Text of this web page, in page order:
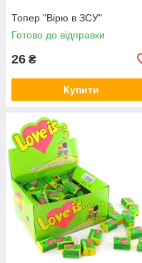
Топер "Вірю в ЗСУ"
Готово до відправки
26 ₴
Купити